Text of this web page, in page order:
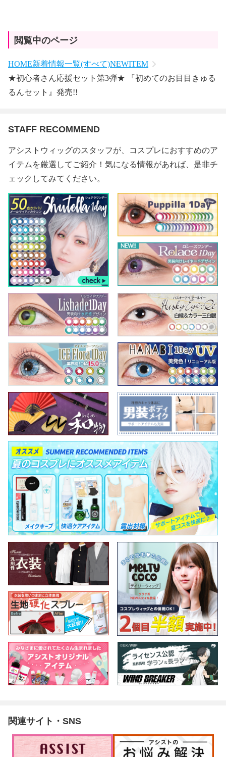
閲覧中のページ
HOME新着情報一覧(すべて)NEWITEM
★初心者さん応援セット第3弾★ 『初めてのお目目きゅる
るんセット』発売!!
STAFF RECOMMEND
アシストウィッグのスタッフが、コスプレにおすすめのア
イテムを厳選してご紹介！気になる情報があれば、是非チ
ェックしてみてください。
関連サイト・SNS